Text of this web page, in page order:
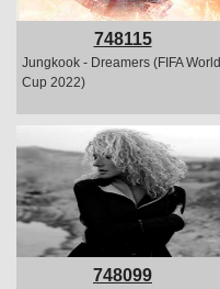
748115
Jungkook - Dreamers (FIFA World
Cup 2022)
748099